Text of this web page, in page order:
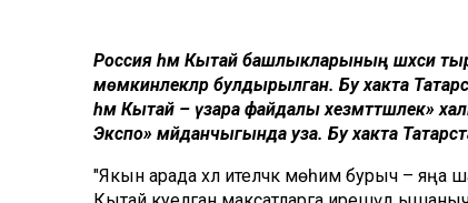
Россия һәм Кытай башлыкларының шәхси
мөмкинлекләр булдырылган. Бу хакта
һәм Кытай – үзара файдалы хезмәттәшлек»
Экспо» мәйданчыгында уза. Бу хакта Татарстан
"Якын арада хәл ителәчәк мөһим бурыч –